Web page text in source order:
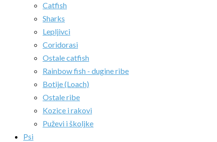
Catfish
Sharks
Lepljivci
Coridorasi
Ostale catfish
Rainbow fish - dugine ribe
Botije (Loach)
Ostale ribe
Kozice i rakovi
Puževi i školjke
Psi